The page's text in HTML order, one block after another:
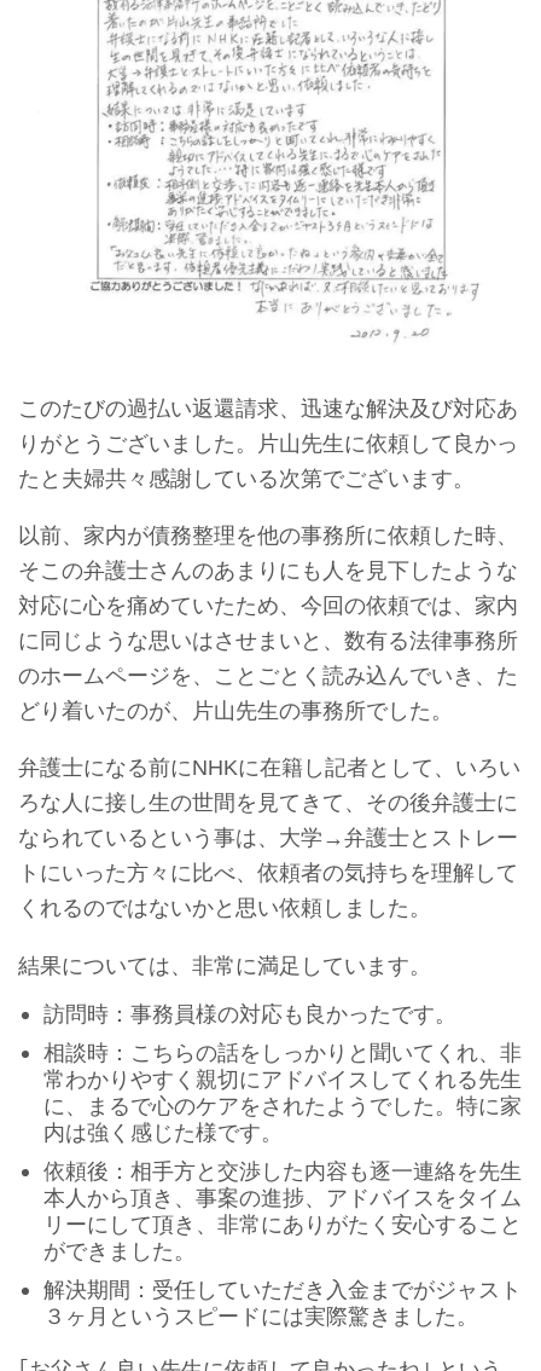
このたびの過払い返還請求、迅速な解決及び対応あ
りがとうございました。片山先生に依頼して良かっ
たと夫婦共々感謝している次第でございます。
以前、家内が債務整理を他の事務所に依頼した時、
そこの弁護士さんのあまりにも人を見下したような
対応に心を痛めていたため、今回の依頼では、家内
に同じような思いはさせまいと、数有る法律事務所
のホームページを、ことごとく読み込んでいき、た
どり着いたのが、片山先生の事務所でした。
弁護士になる前にNHKに在籍し記者として、いろい
ろな人に接し生の世間を見てきて、その後弁護士に
なられているという事は、大学→弁護士とストレー
トにいった方々に比べ、依頼者の気持ちを理解して
くれるのではないかと思い依頼しました。
結果については、非常に満足しています。
訪問時：事務員様の対応も良かったです。
相談時：こちらの話をしっかりと聞いてくれ、非
常わかりやすく親切にアドバイスしてくれる先生
に、まるで心のケアをされたようでした。特に家
内は強く感じた様です。
依頼後：相手方と交渉した内容も逐一連絡を先生
本人から頂き、事案の進捗、アドバイスをタイム
リーにして頂き、非常にありがたく安心すること
ができました。
解決期間：受任していただき入金までがジャスト
３ヶ月というスピードには実際驚きました。